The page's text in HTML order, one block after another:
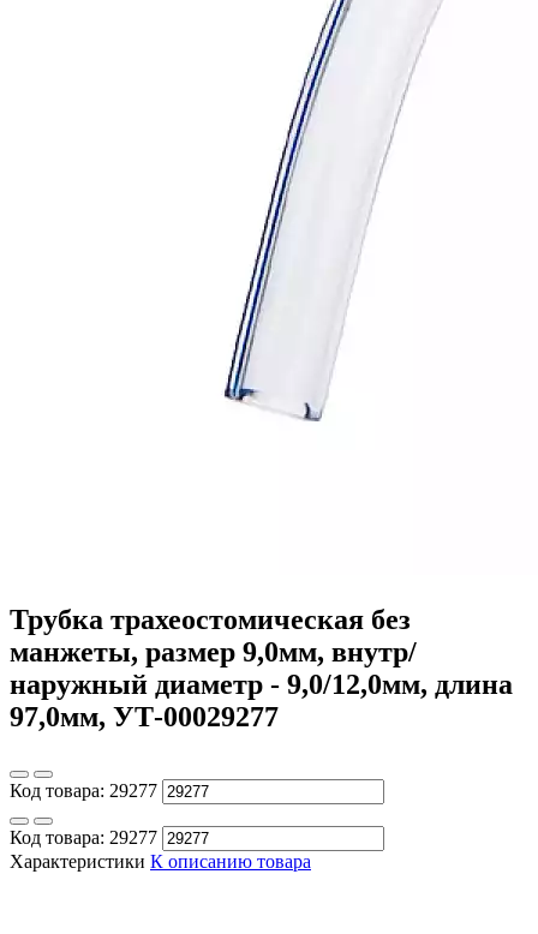
Трубка трахеостомическая без
манжеты, размер 9,0мм, внутр/
наружный диаметр - 9,0/12,0мм, длина
97,0мм, УТ-00029277
Код товара: 29277
Код товара: 29277
Характеристики К описанию товара